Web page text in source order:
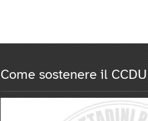
Come sostenere il CCDU